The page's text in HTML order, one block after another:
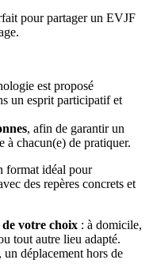
pour partager un EVJF
est proposé
un esprit participatif et
, afin de garantir un
à chacun(e) de pratiquer.
format idéal pour
des repères concrets et
votre choix : à domicile,
tout autre lieu adapté.
, un déplacement hors de